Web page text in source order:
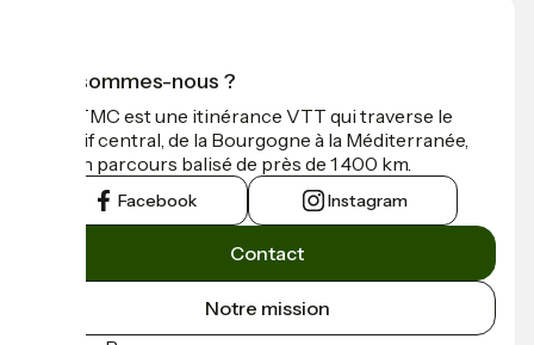
Qui sommes-nous ?
La GTMC est une itinérance VTT qui traverse le
Massif central, de la Bourgogne à la Méditerranée,
sur un parcours balisé de près de 1 400 km.
Facebook Instagram
Contact
Notre mission